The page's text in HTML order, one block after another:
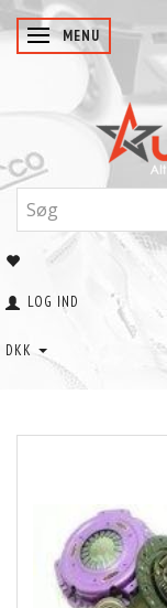
SKIFTE NAVIGATION
MENU
LOG IND
DKK